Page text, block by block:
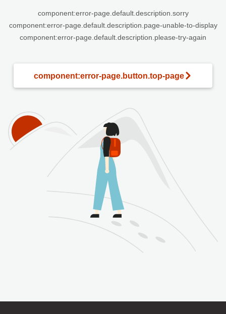
component:error-page.default.description.sorry
component:error-page.default.description.page-unable-to-display
component:error-page.default.description.please-try-again
component:error-page.button.top-page